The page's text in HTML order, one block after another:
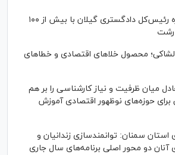
دیدار چهره‌به‌چهره رئیس‌کل دادگستری گیلان با بیش از ۱۰۰
رشت
محصول خلا‌های اقتصادی و خطا‌های
میان ظرفیت و نیاز کارشناسی را بر هم
حوزه‌های نوظهور اقتصادی آموزش
استان سمنان: توانمندسازی زندانیان و
آنان دو محور اصلی برنامه‌های سال جاری